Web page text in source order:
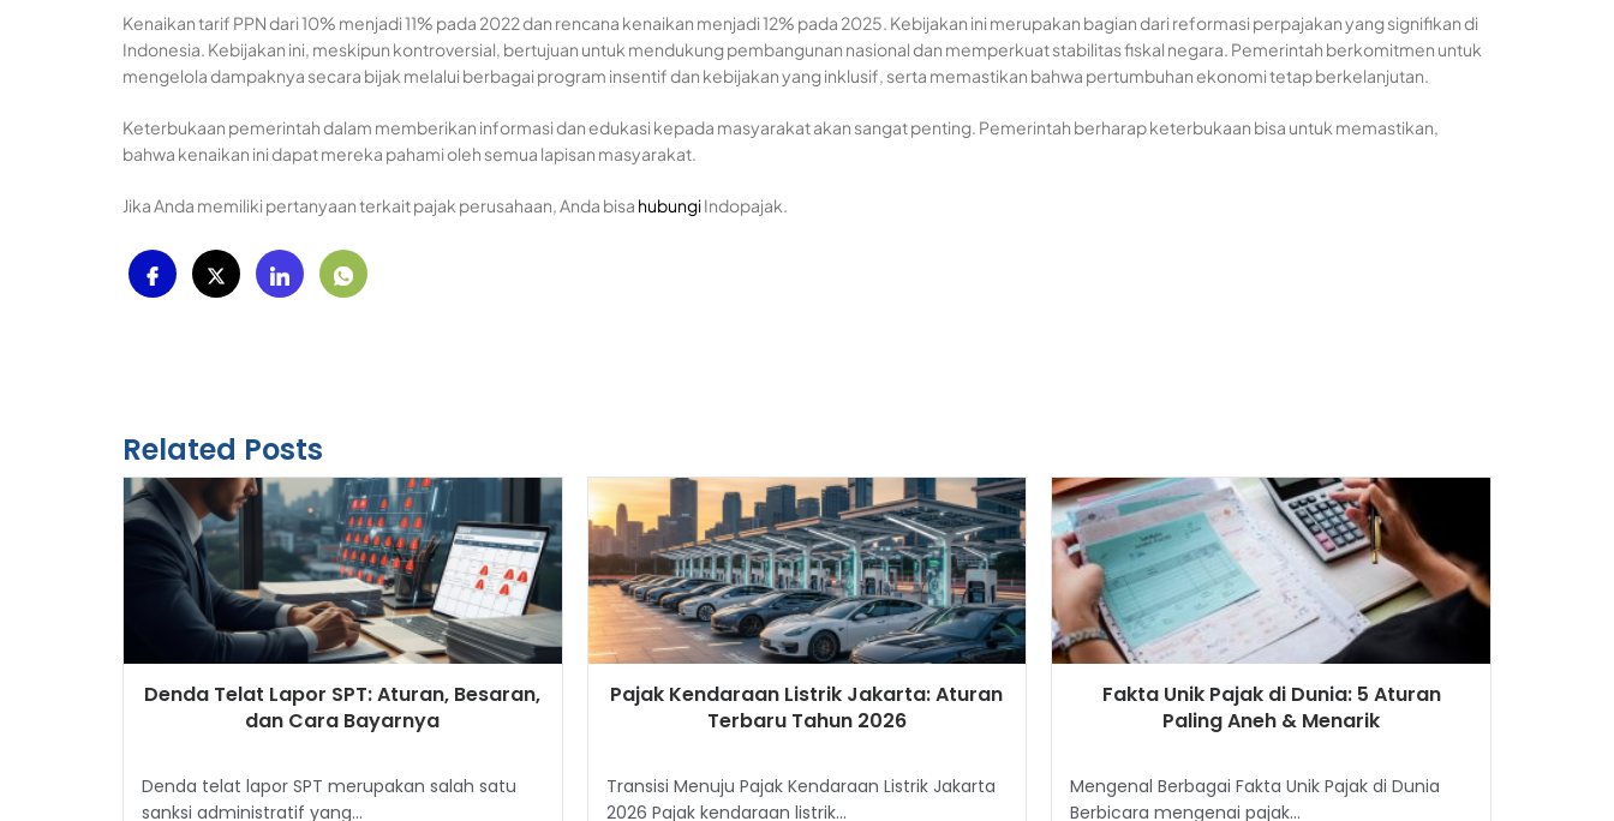
Kenaikan tarif PPN dari 10% menjadi 11% pada 2022 dan rencana kenaikan menjadi 12% pada 2025. Kebijakan ini merupakan bagian dari reformasi perpajakan yang signifikan di
Indonesia. Kebijakan ini, meskipun kontroversial, bertujuan untuk mendukung pembangunan nasional dan memperkuat stabilitas fiskal negara. Pemerintah berkomitmen untuk
mengelola dampaknya secara bijak melalui berbagai program insentif dan kebijakan yang inklusif, serta memastikan bahwa pertumbuhan ekonomi tetap berkelanjutan.
Keterbukaan pemerintah dalam memberikan informasi dan edukasi kepada masyarakat akan sangat penting. Pemerintah berharap keterbukaan bisa untuk memastikan,
bahwa kenaikan ini dapat mereka pahami oleh semua lapisan masyarakat.
Jika Anda memiliki pertanyaan terkait pajak perusahaan, Anda bisa hubungiIndopajak.
Related Posts
Denda Telat Lapor SPT: Aturan, Besaran,
dan Cara Bayarnya
Denda telat lapor SPT merupakan salah satu
sanksi administratif yang...
Pajak Kendaraan Listrik Jakarta: Aturan
Terbaru Tahun 2026
Transisi Menuju Pajak Kendaraan Listrik Jakarta
2026 Pajak kendaraan listrik...
Fakta Unik Pajak di Dunia: 5 Aturan
Paling Aneh & Menarik
Mengenal Berbagai Fakta Unik Pajak di Dunia
Berbicara mengenai pajak...